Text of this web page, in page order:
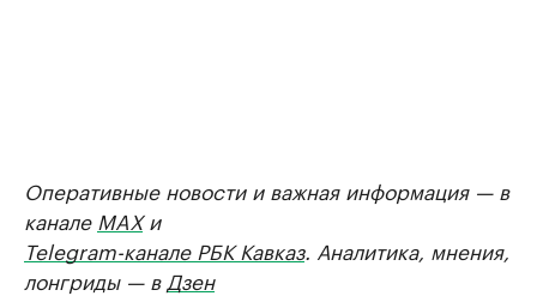
Оперативные новости и важная информация — в
канале MAXи
Telegram-канале РБК Кавказ. Аналитика, мнения,
лонгриды — в Дзен